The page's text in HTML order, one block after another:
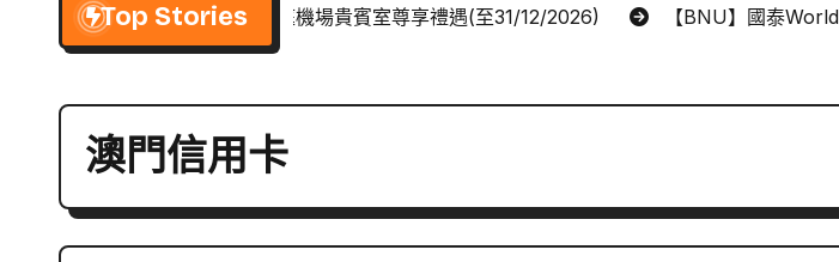
Top Stories
【BCM】環亞優逸庭機場貴賓室尊享禮遇(至31/12/2026) 【BNU】國泰
澳門信用卡